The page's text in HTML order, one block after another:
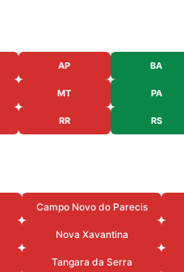
AP BA
MT PA
RR RS
Campo Novo do Parecis
Nova Xavantina
Tangara da Serra